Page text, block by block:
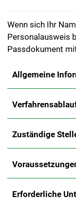
Wenn sich Ihr
Personalausweis
Passdokument
Allgemeine
Zuständige
Erforderliche